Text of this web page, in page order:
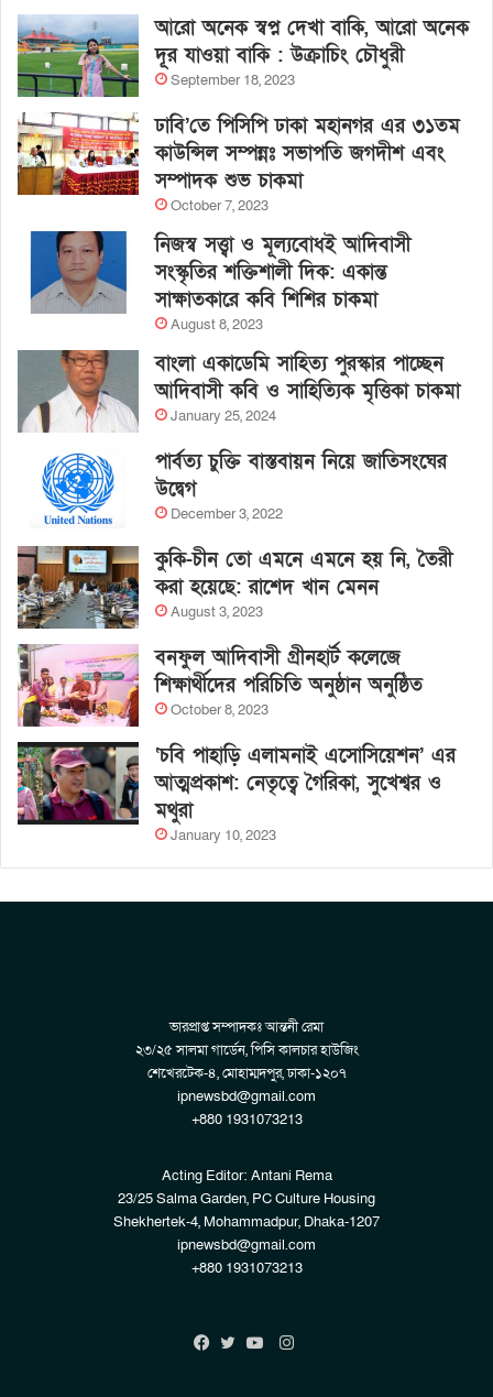
আরো অনেক স্বপ্ন দেখা বাকি, আরো অনেক
দূর যাওয়া বাকি : উক্রাচিং চৌধুরী
September 18, 2023
ঢাবি’তে পিসিপি ঢাকা মহানগর এর ৩১তম
কাউন্সিল সম্পন্নঃ সভাপতি জগদীশ এবং
সম্পাদক শুভ চাকমা
October 7, 2023
নিজস্ব সত্ত্বা ও মূল্যবোধই আদিবাসী
সংস্কৃতির শক্তিশালী দিক: একান্ত
সাক্ষাতকারে কবি শিশির চাকমা
August 8, 2023
বাংলা একাডেমি সাহিত্য পুরস্কার পাচ্ছেন
আদিবাসী কবি ও সাহিত্যিক মৃত্তিকা চাকমা
January 25, 2024
পার্বত্য চুক্তি বাস্তবায়ন নিয়ে জাতিসংঘের
উদ্বেগ
December 3, 2022
কুকি-চীন তো এমনে এমনে হয় নি, তৈরী
করা হয়েছে: রাশেদ খান মেনন
August 3, 2023
বনফুল আদিবাসী গ্রীনহার্ট কলেজে
শিক্ষার্থীদের পরিচিতি অনুষ্ঠান অনুষ্ঠিত
October 8, 2023
‘চবি পাহাড়ি এলামনাই এসোসিয়েশন’ এর
আত্মপ্রকাশ: নেতৃত্বে গৈরিকা, সুখেশ্বর ও
মথুরা
January 10, 2023
ভারপ্রাপ্ত সম্পাদকঃ আন্তনী রেমা
২৩/২৫ সালমা গার্ডেন, পিসি কালচার হাউজিং
শেখেরটেক-৪, মোহাম্মদপুর, ঢাকা-১২০৭
ipnewsbd@gmail.com
+880 1931073213
Acting Editor: Antani Rema
23/25 Salma Garden, PC Culture Housing
Shekhertek-4, Mohammadpur, Dhaka-1207
ipnewsbd@gmail.com
+880 1931073213
Instagram